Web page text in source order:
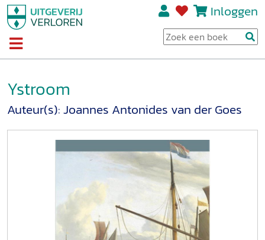
Inloggen
Ystroom
Auteur(s):Joannes Antonides van der Goes